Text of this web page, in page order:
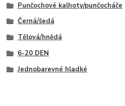
Punčochové kalhoty/punčocháče
Černá/šedá
Tělová/hnědá
6-20 DEN
Jednobarevné hladké